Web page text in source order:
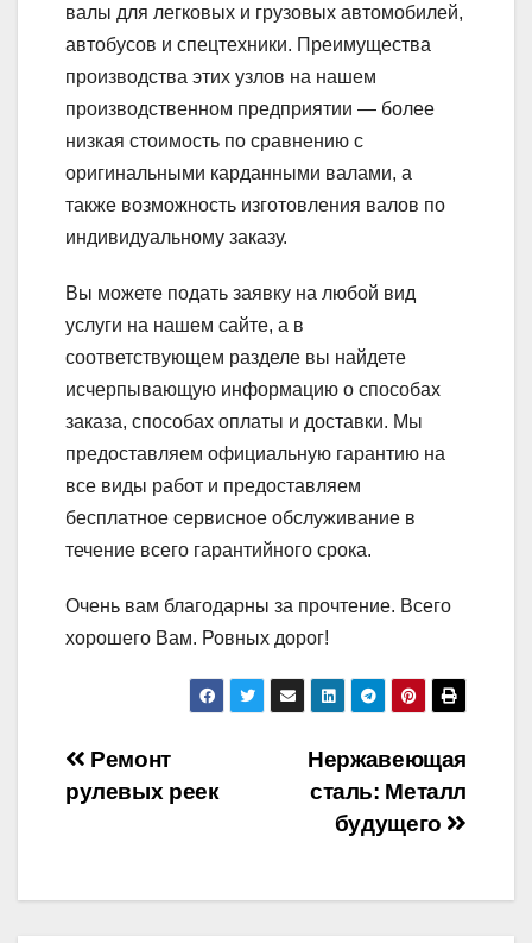
валы для легковых и грузовых автомобилей,
автобусов и спецтехники. Преимущества
производства этих узлов на нашем
производственном предприятии — более
низкая стоимость по сравнению с
оригинальными карданными валами, а
также возможность изготовления валов по
индивидуальному заказу.
Вы можете подать заявку на любой вид
услуги на нашем сайте, а в
соответствующем разделе вы найдете
исчерпывающую информацию о способах
заказа, способах оплаты и доставки. Мы
предоставляем официальную гарантию на
все виды работ и предоставляем
бесплатное сервисное обслуживание в
течение всего гарантийного срока.
Очень вам благодарны за прочтение. Всего
хорошего Вам. Ровных дорог!
Навигация
по
Нержавеющая
сталь: Металл
будущего
Ремонт
рулевых реек